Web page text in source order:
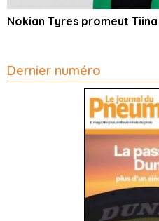
Nokian Tyres promeut
Dernier numéro